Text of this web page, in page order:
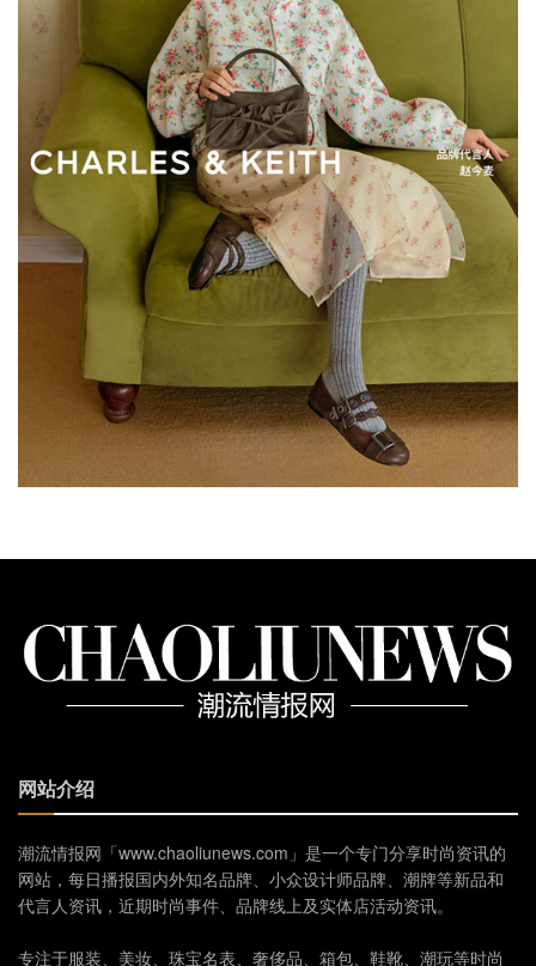
网站介绍
潮流情报网「www.chaoliunews.com」是一个专门分享时尚资讯的
网站，每日播报国内外知名品牌、小众设计师品牌、潮牌等新品和
代言人资讯，近期时尚事件、品牌线上及实体店活动资讯。
专注于服装、美妆、珠宝名表、奢侈品、箱包、鞋靴、潮玩等时尚